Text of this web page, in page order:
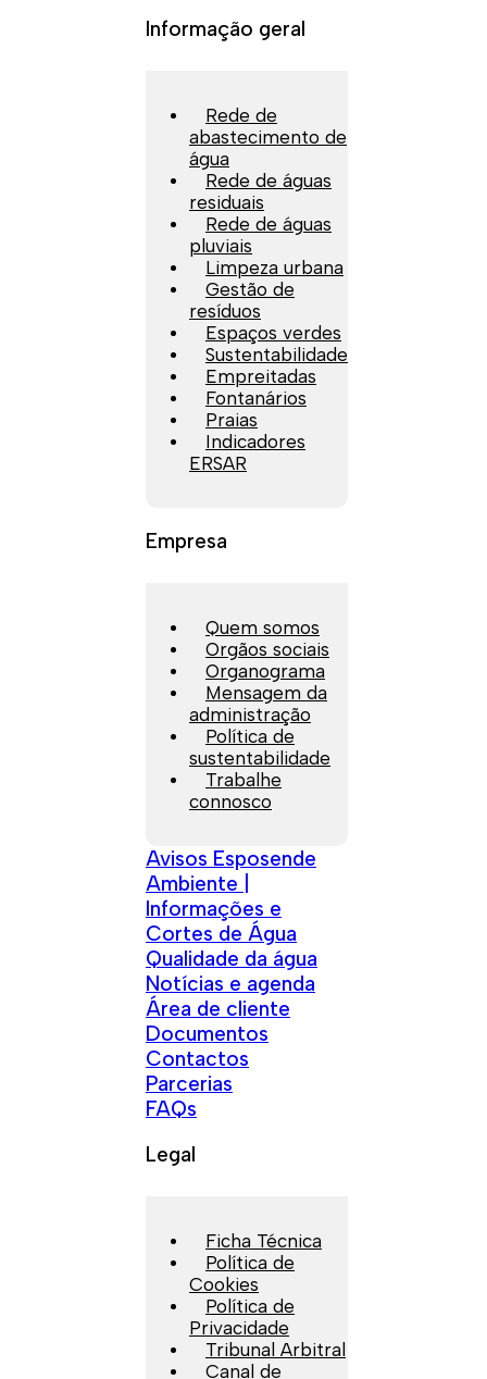
Informação geral
Rede de
abastecimento de
água
Rede de águas
residuais
Rede de águas
pluviais
Limpeza urbana
Gestão de
resíduos
Espaços verdes
Sustentabilidade
Empreitadas
Fontanários
Praias
Indicadores
ERSAR
Empresa
Quem somos
Orgãos sociais
Organograma
Mensagem da
administração
Política de
sustentabilidade
Trabalhe
connosco
Avisos Esposende
Ambiente |
Informações e
Cortes de Água
Qualidade da água
Notícias e agenda
Área de cliente
Documentos
Contactos
Parcerias
FAQs
Legal
Ficha Técnica
Política de
Cookies
Política de
Privacidade
Tribunal Arbitral
Canal de